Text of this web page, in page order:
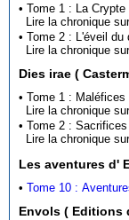
Lire la chronique
Lire la chronique
Dies irae (
Lire la chronique
Lire la chronique
•Tome 10 :
Envols ( Editions